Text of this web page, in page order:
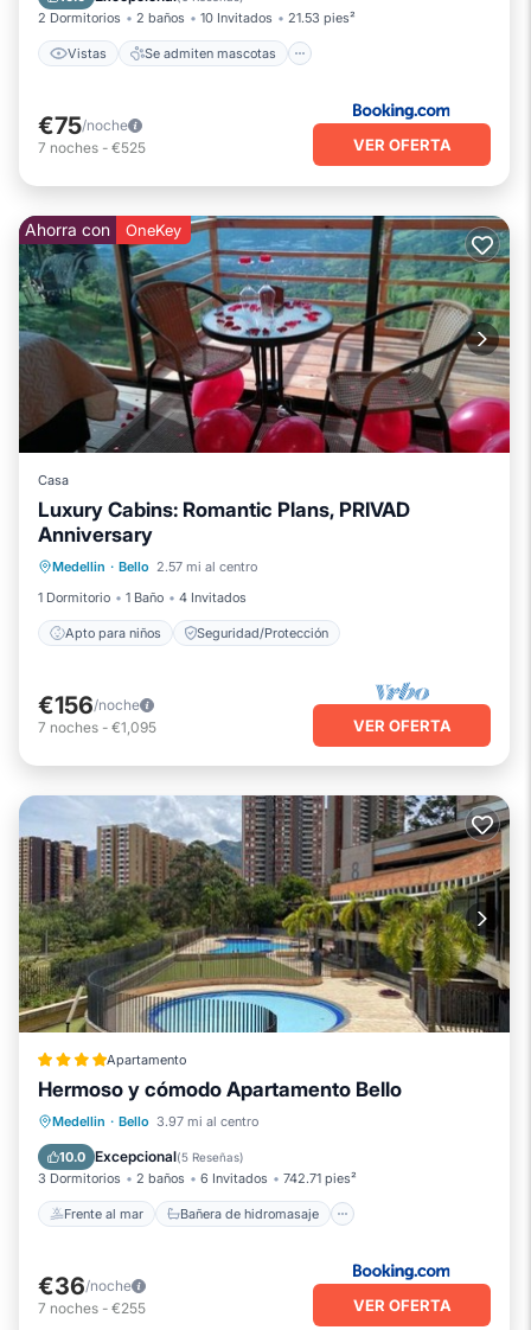
2 Dormitorios 2 baños 10 Invitados 21.53 pies²
Vistas Se admiten mascotas
€75/noche
7 noches - €525 VER OFERTA
Ahorra con OneKey
Casa
Luxury Cabins: Romantic Plans, PRIVAD
Anniversary
Medellin · Bello 2.57 mi al centro
1 Dormitorio
1 Baño 4 Invitados
Apto para niños Seguridad/Protección
Apto para niños
€156/noche
7 noches - €1,095 VER OFERTA
Apartamento
Hermoso y cómodo Apartamento Bello
Medellin · Bello 3.97 mi al centro
10.0 Excepcional(5 Reseñas)
3 Dormitorios 2 baños 6 Invitados 742.71 pies²
Frente al mar Bañera de hidromasaje
Frente al mar
Bañera de hidromasaje
Piscina
Vista al mar
€36/noche
7 noches - €255 VER OFERTA